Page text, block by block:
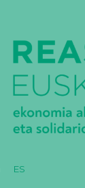
ES